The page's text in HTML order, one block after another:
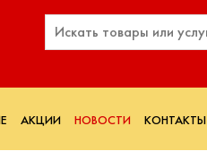
АКЦИИ НОВОСТИ КОНТАКТЫ